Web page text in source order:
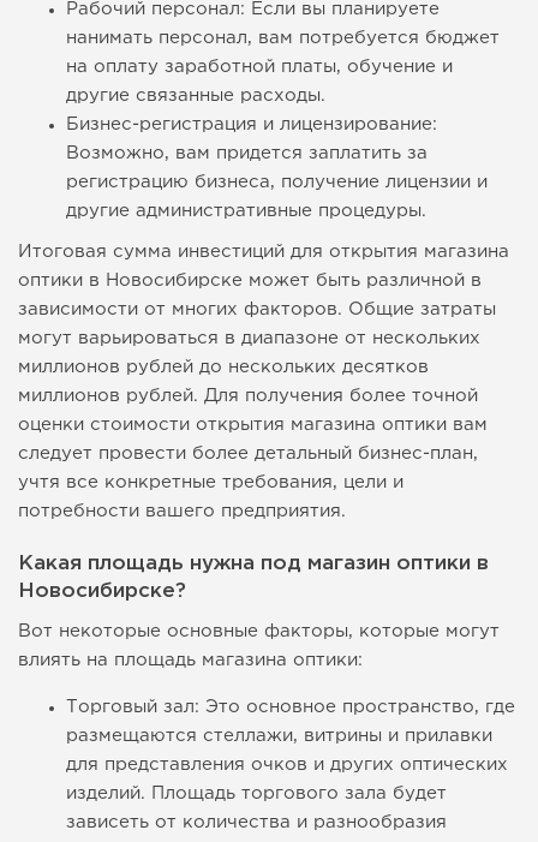
Рабочий персонал: Если вы планируете
нанимать персонал, вам потребуется бюджет
на оплату заработной платы, обучение и
другие связанные расходы.
Бизнес-регистрация и лицензирование:
Возможно, вам придется заплатить за
регистрацию бизнеса, получение лицензии и
другие административные процедуры.
Итоговая сумма инвестиций для открытия магазина
оптики в Новосибирске может быть различной в
зависимости от многих факторов. Общие затраты
могут варьироваться в диапазоне от нескольких
миллионов рублей до нескольких десятков
миллионов рублей. Для получения более точной
оценки стоимости открытия магазина оптики вам
следует провести более детальный бизнес-план,
учтя все конкретные требования, цели и
потребности вашего предприятия.
Какая площадь нужна под магазин оптики в
Новосибирске?
Вот некоторые основные факторы, которые могут
влиять на площадь магазина оптики:
Торговый зал: Это основное пространство, где
размещаются стеллажи, витрины и прилавки
для представления очков и других оптических
изделий. Площадь торгового зала будет
зависеть от количества и разнообразия